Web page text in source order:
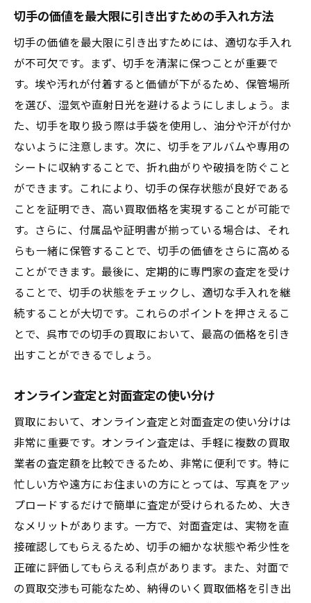
切手の価値を最大限に引き出すための手入れ方法
切手の価値を最大限に引き出すためには、適切な手入れ
が不可欠です。まず、切手を清潔に保つことが重要で
す。埃や汚れが付着すると価値が下がるため、保管場所
を選び、湿気や直射日光を避けるようにしましょう。ま
た、切手を取り扱う際は手袋を使用し、油分や汗が付か
ないように注意します。次に、切手をアルバムや専用の
シートに収納することで、折れ曲がりや破損を防ぐこと
ができます。これにより、切手の保存状態が良好である
ことを証明でき、高い買取価格を実現することが可能で
す。さらに、付属品や証明書が揃っている場合は、それ
らも一緒に保管することで、切手の価値をさらに高める
ことができます。最後に、定期的に専門家の査定を受け
ることで、切手の状態をチェックし、適切な手入れを継
続することが大切です。これらのポイントを押さえるこ
とで、呉市での切手の買取において、最高の価格を引き
出すことができるでしょう。
オンライン査定と対面査定の使い分け
買取において、オンライン査定と対面査定の使い分けは
非常に重要です。オンライン査定は、手軽に複数の買取
業者の査定額を比較できるため、非常に便利です。特に
忙しい方や遠方にお住まいの方にとっては、写真をアッ
プロードするだけで簡単に査定が受けられるため、大き
なメリットがあります。一方で、対面査定は、実物を直
接確認してもらえるため、切手の細かな状態や希少性を
正確に評価してもらえる利点があります。また、対面で
の買取交渉も可能なため、納得のいく買取価格を引き出